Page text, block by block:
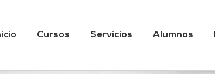
Cursos Servicios Alumnos